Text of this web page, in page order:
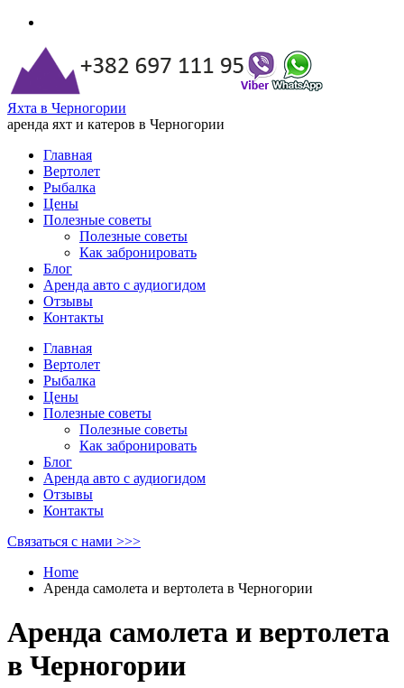
Яхта в Черногории
аренда яхт и катеров в Черногории
Главная
Вертолет
Рыбалка
Цены
Полезные советы
Полезные советы
Как забронировать
Блог
Аренда авто с аудиогидом
Отзывы
Контакты
Главная
Вертолет
Рыбалка
Цены
Полезные советы
Полезные советы
Как забронировать
Блог
Аренда авто с аудиогидом
Отзывы
Контакты
Связаться с нами >>>
Home
Аренда самолета и вертолета в Черногории
Аренда самолета и вертолета
в Черногории